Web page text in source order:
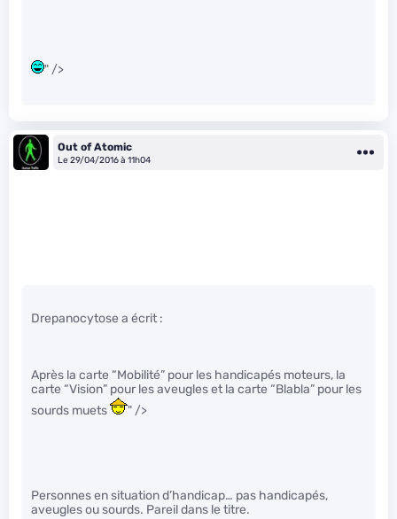
" />
Out of Atomic
Le 29/04/2016 à 11h04
Drepanocytose a écrit :
Après la carte “Mobilité” pour les handicapés moteurs, la
carte “Vision” pour les aveugles et la carte “Blabla” pour les
sourds muets
" />
Personnes en situation d’handicap… pas handicapés,
aveugles ou sourds. Pareil dans le titre.